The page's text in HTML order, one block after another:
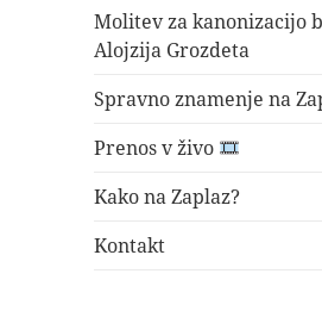
Molitev za kanonizacijo
Alojzija Grozdeta
Spravno znamenje na
Prenos v živo
Kako na Zaplaz?
Kontakt